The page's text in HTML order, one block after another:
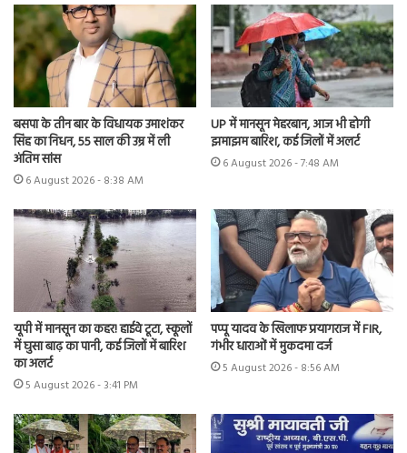
बसपा के तीन बार के विधायक उमाशंकर
सिंह का निधन, 55 साल की उम्र में ली
अंतिम सांस
6 August 2026 - 8:38 AM
UP में मानसून मेहरबान, आज भी होगी
झमाझम बारिश, कई जिलों में अलर्ट
6 August 2026 - 7:48 AM
यूपी में मानसून का कहर! हाईवे टूटा, स्कूलों
में घुसा बाढ़ का पानी, कई जिलों में बारिश
का अलर्ट
5 August 2026 - 3:41 PM
पप्पू यादव के खिलाफ प्रयागराज में FIR,
गंभीर धाराओं में मुकदमा दर्ज
5 August 2026 - 8:56 AM